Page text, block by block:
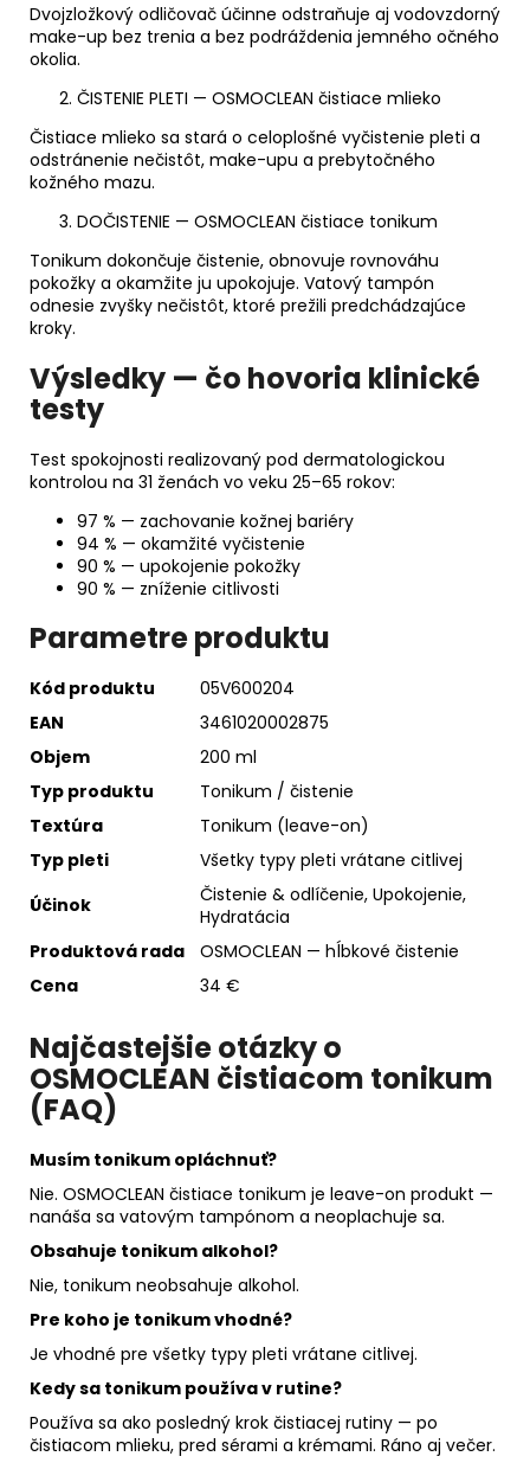
Dvojzložkový odličovač účinne odstraňuje aj vodovzdorný
make-up bez trenia a bez podráždenia jemného očného
okolia.
ČISTENIE PLETI — OSMOCLEAN čistiace mlieko
Čistiace mlieko sa stará o celoplošné vyčistenie pleti a
odstránenie nečistôt, make-upu a prebytočného
kožného mazu.
DOČISTENIE — OSMOCLEAN čistiace tonikum
Tonikum dokončuje čistenie, obnovuje rovnováhu
pokožky a okamžite ju upokojuje. Vatový tampón
odnesie zvyšky nečistôt, ktoré prežili predchádzajúce
kroky.
Výsledky — čo hovoria klinické
testy
Test spokojnosti realizovaný pod dermatologickou
kontrolou na 31 ženách vo veku 25–65 rokov:
97 % — zachovanie kožnej bariéry
94 % — okamžité vyčistenie
90 % — upokojenie pokožky
90 % — zníženie citlivosti
Parametre produktu
Kód produktu
05V600204
EAN
3461020002875
Objem
200 ml
Typ produktu
Tonikum / čistenie
Textúra
Tonikum (leave-on)
Typ pleti
Všetky typy pleti vrátane citlivej
Účinok
Čistenie & odlíčenie, Upokojenie,
Hydratácia
Produktová rada
OSMOCLEAN — hĺbkové čistenie
Cena
34 €
Najčastejšie otázky o
OSMOCLEAN čistiacom tonikum
(FAQ)
Musím tonikum opláchnuť?
Nie. OSMOCLEAN čistiace tonikum je leave-on produkt —
nanáša sa vatovým tampónom a neoplachuje sa.
Obsahuje tonikum alkohol?
Nie, tonikum neobsahuje alkohol.
Pre koho je tonikum vhodné?
Je vhodné pre všetky typy pleti vrátane citlivej.
Kedy sa tonikum používa v rutine?
Používa sa ako posledný krok čistiacej rutiny — po
čistiacom mlieku, pred sérami a krémami. Ráno aj večer.